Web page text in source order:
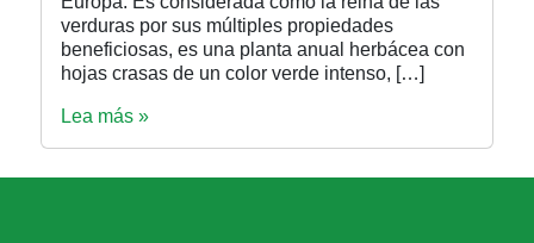
verduras por sus múltiples propiedades
beneficiosas, es una planta anual herbácea con
hojas crasas de un color verde intenso, […]
Lea más »